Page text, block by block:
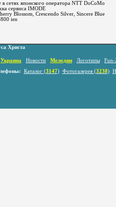
в сетях японского оператора NTT DoCoMo
сервиса IMODE
Blossom, Crescendo Silver, Sincere Blue
ien
Христа
Украина Новости Мелодии Логотипы
Fun-
Каталог (3147) Фотогалерея (3238)